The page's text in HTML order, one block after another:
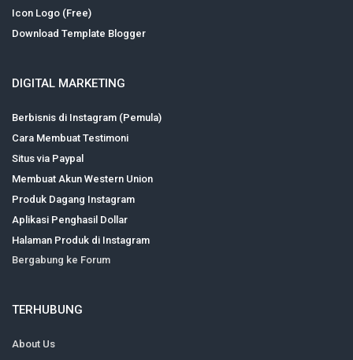
Icon Logo (Free)
Download Template Blogger
DIGITAL MARKETING
Berbisnis di Instagram (Pemula)
Cara Membuat Testimoni
Situs via Paypal
Membuat Akun Western Union
Produk Dagang Instagram
Aplikasi Penghasil Dollar
Halaman Produk di Instagram
Bergabung ke Forum
TERHUBUNG
About Us